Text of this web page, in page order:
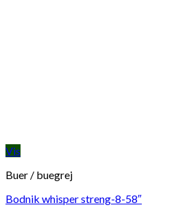
Vis
Buer / buegrej
Bodnik whisper streng-8-58″